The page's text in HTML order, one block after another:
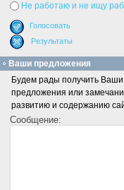
Не работаю и не ищу
Ваши предложения
Будем рады получить Ваши
предложения или
развитию и содержанию
Сообщение: